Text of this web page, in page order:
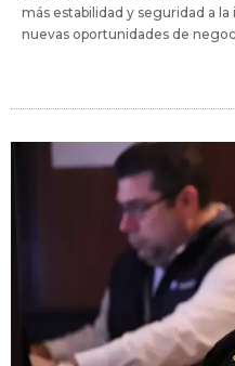
más estabilidad y seguridad a
nuevas oportunidades de